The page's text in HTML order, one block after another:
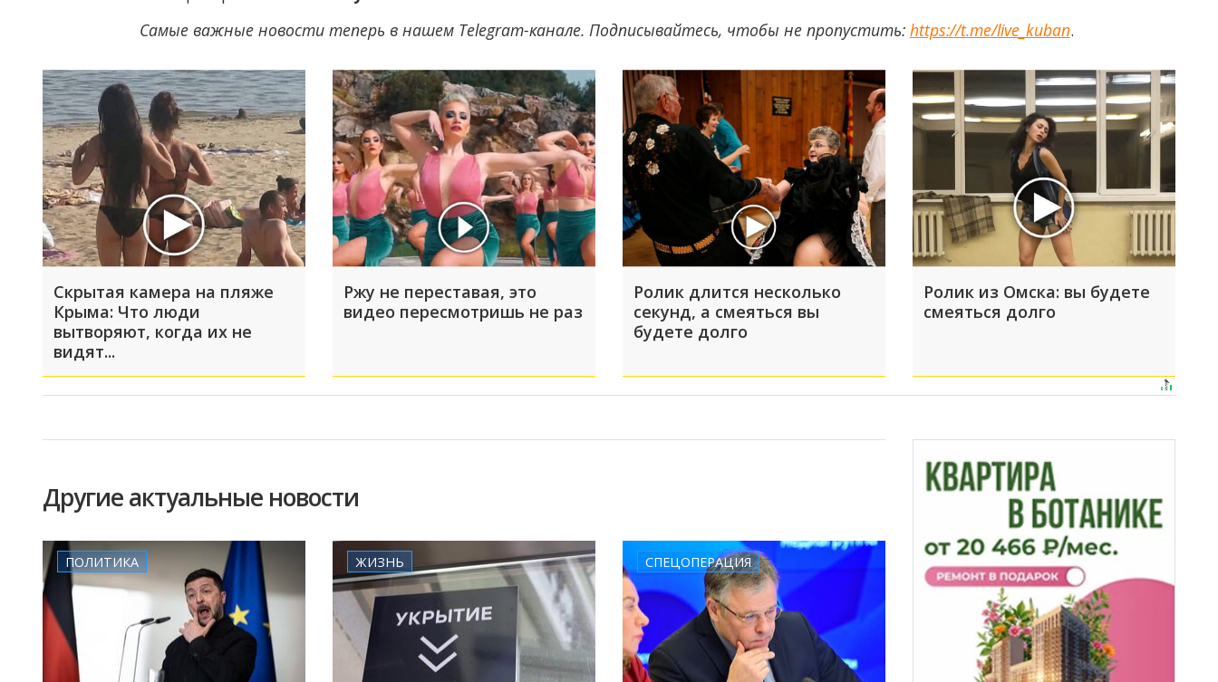
Самые важные новости теперь в нашем Telegram-канале. Подписывайтесь, чтобы не пропустить: https://t.me/live_kuban.
Скрытая камера на пляже
Крыма: Что люди
вытворяют, когда их не
видят...
Ржу не переставая, это
видео пересмотришь не раз
Ролик длится несколько
секунд, а смеяться вы
будете долго
Ролик из Омска: вы будете
смеяться долго
Другие актуальные новости
ПОЛИТИКА ЖИЗНЬ СПЕЦОПЕРАЦИЯ